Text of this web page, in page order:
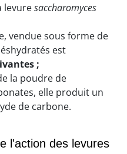
levuresaccharomyces
vendue sous forme de
est
;
la poudre de
elle produit un
de carbone.
l'action des levures